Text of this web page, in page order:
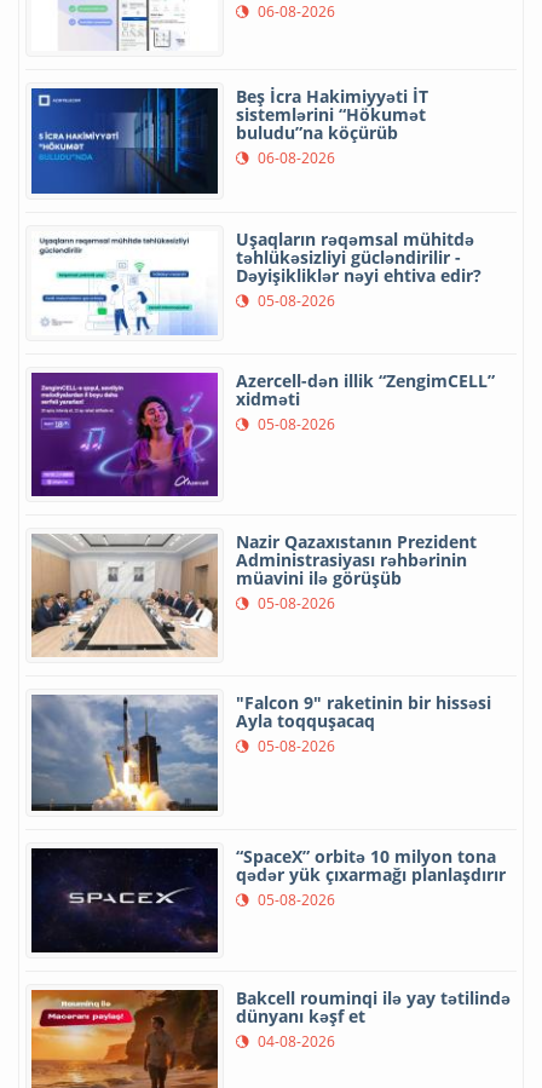
06-08-2026
Beş İcra Hakimiyyəti İT
sistemlərini “Hökumət
buludu”na köçürüb
06-08-2026
Uşaqların rəqəmsal mühitdə
təhlükəsizliyi gücləndirilir -
Dəyişikliklər nəyi ehtiva edir?
05-08-2026
Azercell-dən illik “ZengimCELL”
xidməti
05-08-2026
Nazir Qazaxıstanın Prezident
Administrasiyası rəhbərinin
müavini ilə görüşüb
05-08-2026
"Falcon 9" raketinin bir hissəsi
Ayla toqquşacaq
05-08-2026
“SpaceX” orbitə 10 milyon tona
qədər yük çıxarmağı planlaşdırır
05-08-2026
Bakcell rouminqi ilə yay tətilində
dünyanı kəşf et
04-08-2026